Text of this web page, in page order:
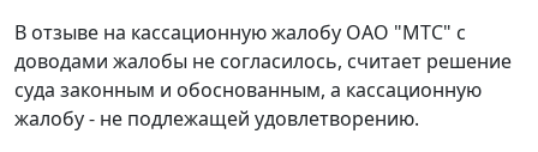
В отзыве на кассационную жалобу ОАО "МТС" с
доводами жалобы не согласилось, считает решение
суда законным и обоснованным, а кассационную
жалобу - не подлежащей удовлетворению.